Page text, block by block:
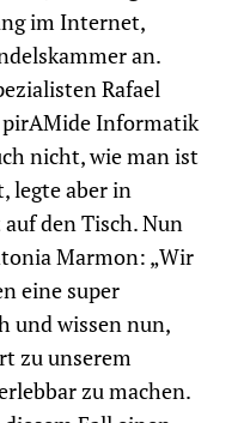
im Internet,
an.
Rafael
pirAMide Informatik
nicht, wie man ist
legte aber in
den Tisch. Nun
Marmon: „Wir
eine super
und wissen nun,
zu unserem
zu machen.